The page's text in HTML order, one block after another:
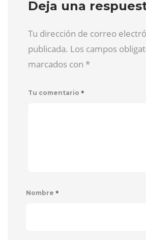
Deja una
Tu dirección de correo
publicada. Los campos
marcados con *
Tu comentario *
Nombre *